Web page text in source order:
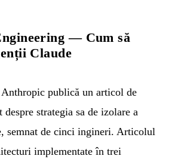
— Cum să
Claude
publică un articol de
strategia sa de izolare a
semnat de cinci ingineri. Articolul
implementate în trei